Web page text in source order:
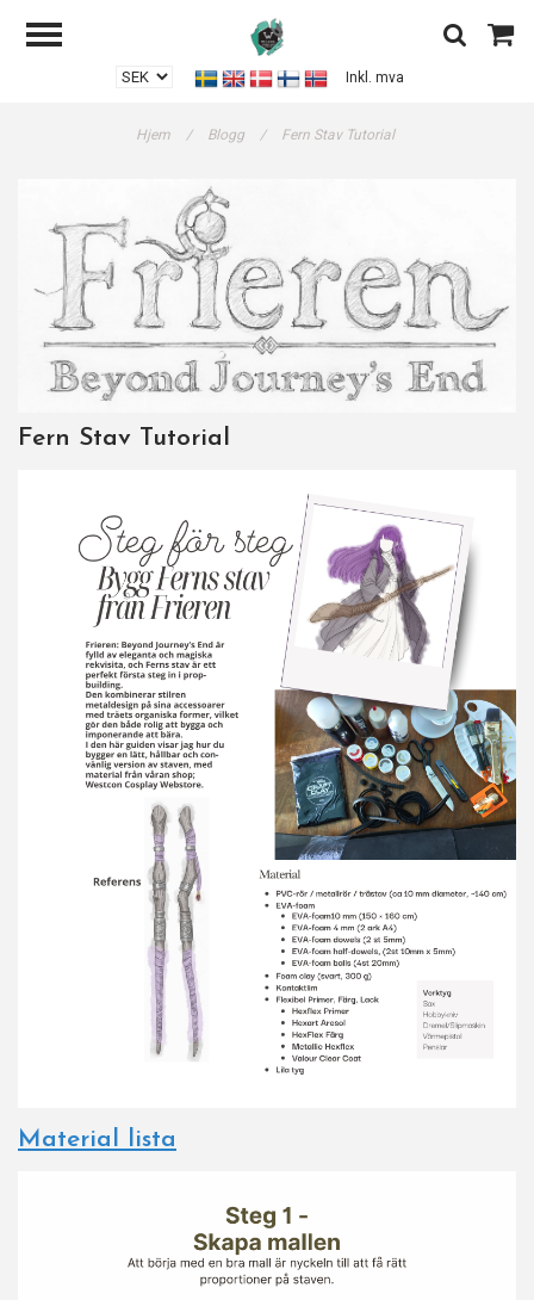
Inkl. mva
Hjem / Blogg / Fern Stav Tutorial
Fern Stav Tutorial
Material lista